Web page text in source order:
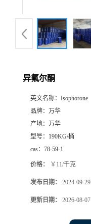
异氟尔酮
英文名称： Isophorone
品牌： 万华
产地： 万华
型号： 190KG/桶
cas： 78-59-1
价格： ￥11/千克
发布日期： 2024-09-29
更新日期： 2026-08-07